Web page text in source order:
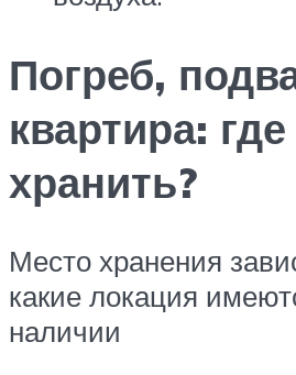
Погреб,
квартира: где
хранить?
Место хранения
какие локация
наличии